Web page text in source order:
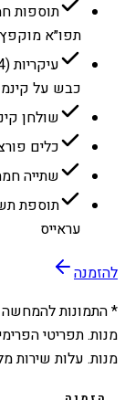
תוספות
תפו״א מוקפץ
כבש על
שולחן
כלים
שתייה
תוספת
עראייס
להזמנה
* התמונות להמחשה
מנות. עלות שירות מלצר